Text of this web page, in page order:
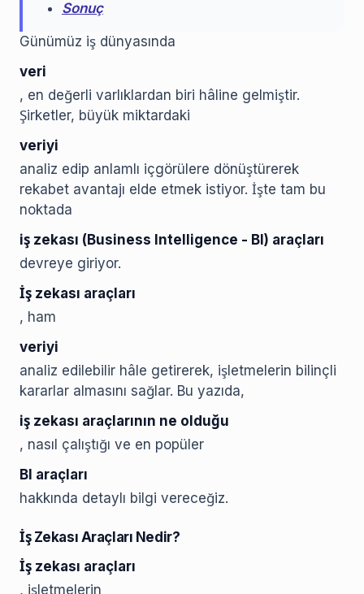
Sonuç
Günümüz iş dünyasında
veri
, en değerli varlıklardan biri hâline gelmiştir.
Şirketler, büyük miktardaki
veriyi
analiz edip anlamlı içgörülere dönüştürerek
rekabet avantajı elde etmek istiyor. İşte tam bu
noktada
iş zekası (Business Intelligence - BI) araçları
devreye giriyor.
İş zekası araçları
, ham
veriyi
analiz edilebilir hâle getirerek, işletmelerin bilinçli
kararlar almasını sağlar. Bu yazıda,
iş zekası araçlarının ne olduğu
, nasıl çalıştığı ve en popüler
BI araçları
hakkında detaylı bilgi vereceğiz.
İş Zekası Araçları Nedir?
İş zekası araçları
, işletmelerin